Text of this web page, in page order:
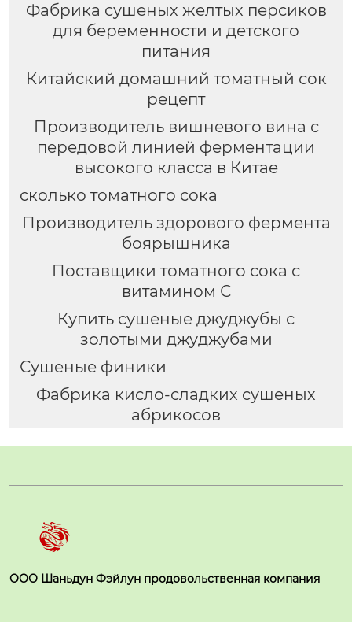
Фабрика сушеных желтых персиков
для беременности и детского
питания
Китайский домашний томатный сок
рецепт
Производитель вишневого вина с
передовой линией ферментации
высокого класса в Китае
сколько томатного сока
Производитель здорового фермента
боярышника
Поставщики томатного сока с
витамином С
Купить сушеные джуджубы с
золотыми джуджубами
Сушеные финики
Фабрика кисло-сладких сушеных
абрикосов
ООО Шаньдун Фэйлун продовольственная компания